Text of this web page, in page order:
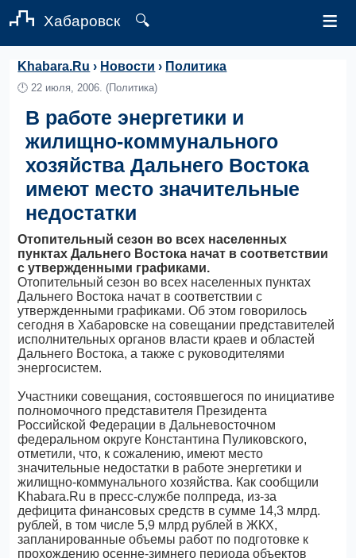
Хабаровск 🔍 ≡
Khabara.Ru › Новости › Политика
🕛22 июля, 2006. (Политика)
В работе энергетики и
жилищно-коммунального
хозяйства Дальнего Востока
имеют место значительные
недостатки
Отопительный сезон во всех населенных
пунктах Дальнего Востока начат в соответствии
с утвержденными графиками.
Отопительный сезон во всех населенных пунктах
Дальнего Востока начат в соответствии с
утвержденными графиками. Об этом говорилось
сегодня в Хабаровске на совещании представителей
исполнительных органов власти краев и областей
Дальнего Востока, а также с руководителями
энергосистем.
Участники совещания, состоявшегося по инициативе
полномочного представителя Президента
Российской Федерации в Дальневосточном
федеральном округе Константина Пуликовского,
отметили, что, к сожалению, имеют место
значительные недостатки в работе энергетики и
жилищно-коммунального хозяйства. Как сообщили
Khabara.Ru в пресс-службе полпреда, из-за
дефицита финансовых средств в сумме 14,3 млрд.
рублей, в том числе 5,9 млрд рублей в ЖКХ,
запланированные объемы работ по подготовке к
прохождению осенне-зимнего периода объектов